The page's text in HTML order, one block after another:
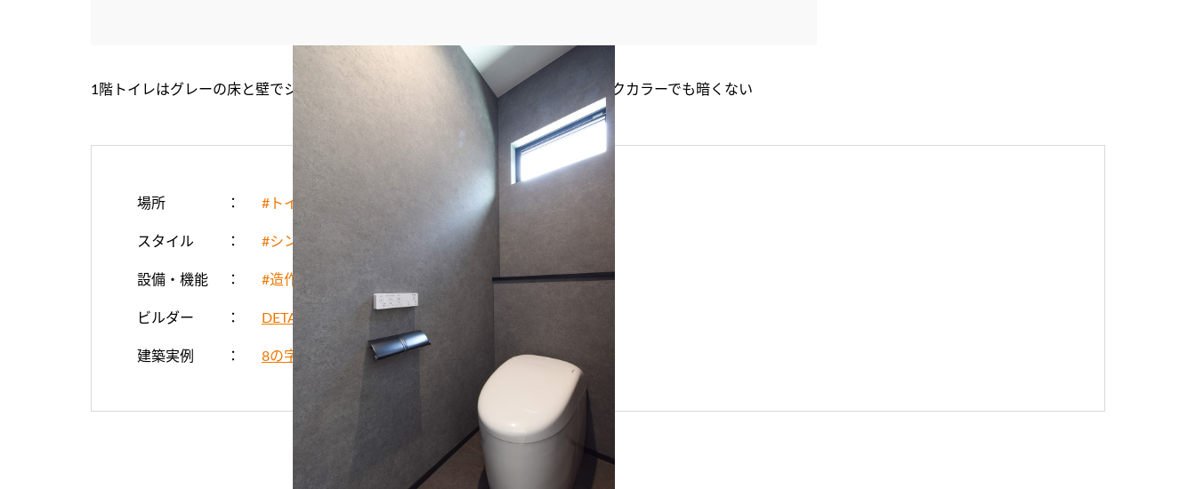
1階トイレはグレーの床と壁でシックな雰囲気。高窓から自然光も採り入れ、ダークカラーでも暗くない
場所 #トイレ
スタイル #シンプル・ナチュラル #モダン
設備・機能 #造作家具（カウンター・デスク）
ビルダー DETAIL HOME（ディテールホーム）
建築実例 8の字回遊で家事楽デザイン